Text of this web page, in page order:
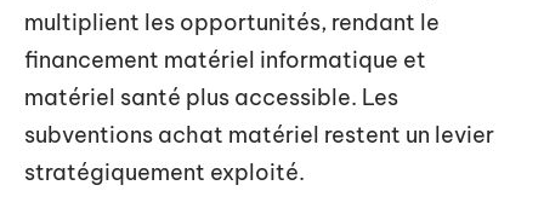
multiplient les opportunités, rendant le
financement matériel informatique et
matériel santé plus accessible. Les
subventions achat matériel restent un levier
stratégiquement exploité.